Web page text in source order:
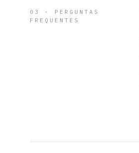
03 · PERGUNTAS
FREQUENTES